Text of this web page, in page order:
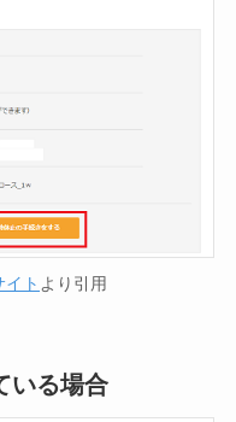
ト より引用
いる場合